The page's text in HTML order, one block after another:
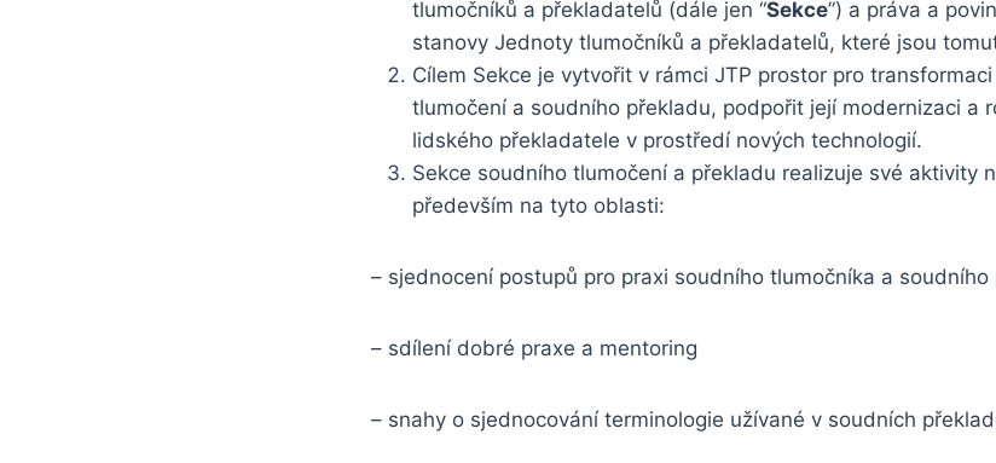
tlumočníků a překladatelů (dále jen “Sekce”) a práva a
stanovy Jednoty tlumočníků a překladatelů, které jsou
Cílem Sekce je vytvořit v rámci JTP prostor pro
tlumočení a soudního překladu, podpořit její modernizaci a
lidského překladatele v prostředí nových technologií.
Sekce soudního tlumočení a překladu realizuje své aktivity
především na tyto oblasti:
– sjednocení postupů pro praxi soudního tlumočníka a soudního
– sdílení dobré praxe a mentoring
– snahy o sjednocování terminologie užívané v soudních